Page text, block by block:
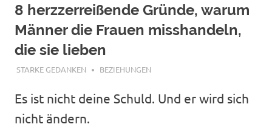
8 herzzerreißende Gründe, warum
Männer die Frauen misshandeln,
die sie lieben
MAI 16, 2020
STARKE GEDANKEN BEZIEHUNGEN
Es ist nicht deine Schuld. Und er wird sich
nicht ändern.